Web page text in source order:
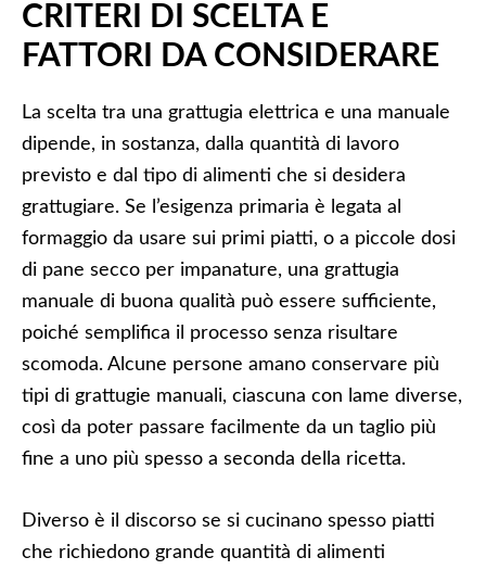
CRITERI DI SCELTA E
FATTORI DA CONSIDERARE
La scelta tra una grattugia elettrica e una manuale
dipende, in sostanza, dalla quantità di lavoro
previsto e dal tipo di alimenti che si desidera
grattugiare. Se l’esigenza primaria è legata al
formaggio da usare sui primi piatti, o a piccole dosi
di pane secco per impanature, una grattugia
manuale di buona qualità può essere sufficiente,
poiché semplifica il processo senza risultare
scomoda. Alcune persone amano conservare più
tipi di grattugie manuali, ciascuna con lame diverse,
così da poter passare facilmente da un taglio più
fine a uno più spesso a seconda della ricetta.
Diverso è il discorso se si cucinano spesso piatti
che richiedono grande quantità di alimenti